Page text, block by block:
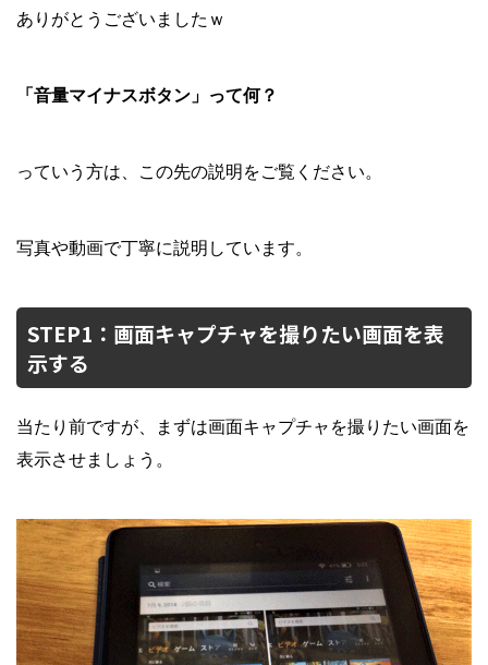
ありがとうございましたｗ
「音量マイナスボタン」って何？
っていう方は、この先の説明をご覧ください。
写真や動画で丁寧に説明しています。
STEP1：画面キャプチャを撮りたい画面を表
示する
当たり前ですが、まずは画面キャプチャを撮りたい画面を
表示させましょう。